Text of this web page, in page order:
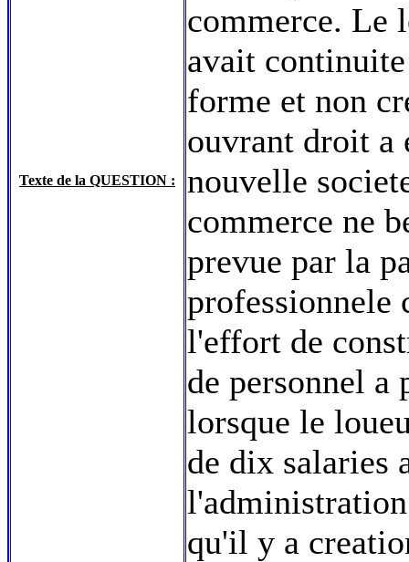
Texte de la QUESTION :
commerce. Le
avait
forme et non
ouvrant droit a
nouvelle
commerce ne
prevue par la
professionnele
l'effort de
de personnel a
lorsque le
de dix salaries
qu'il y a